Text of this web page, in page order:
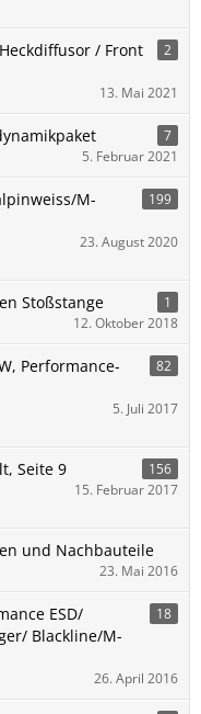
/ Front
2
13. Mai 2021
7
5. Februar 2021
M-
199
23. August 2020
Stoßstange
1
12. Oktober 2018
Performance-
82
5. Juli 2017
Seite 9
156
15. Februar 2017
und Nachbauteile
23. Mai 2016
ESD/
Blackline/M-
18
26. April 2016